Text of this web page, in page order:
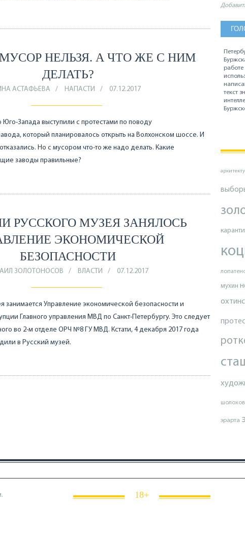
НЕЛЬЗЯ. А ЧТО ЖЕ С НИМ
ДЕЛАТЬ?
АСТАФЬЕВА НАПАСТИ 07.12.2017
Юго-Запада выступили с протестами по поводу
который планировалось открыть на Волхонском шоссе. И
Но с мусором что-то же надо делать. Какие
заводы правильные?
РУССКОГО МУЗЕЯ ЗАНЯЛОСЬ
ЭКОНОМИЧЕСКОЙ
БЕЗОПАСНОСТИ
ЗОЛОТОНОСОВ ВЛАСТИ 07.12.2017
занимается Управление экономической безопасности и
Главного управления МВД по Санкт-Петербургу. Это следует
во 2-м отделе ОРЧ №8 ГУ МВД. Кстати, 4 декабря 2017 года
в Русский музей.
текст
мухин
шолохов
эрарта
18+